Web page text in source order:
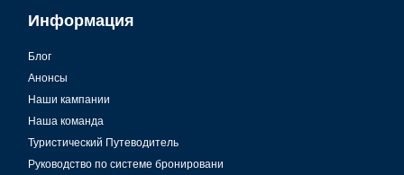
Информация
Блог
Анонсы
Наши кампании
Наша команда
Туристический Путеводитель
Руководство по системе бронировани